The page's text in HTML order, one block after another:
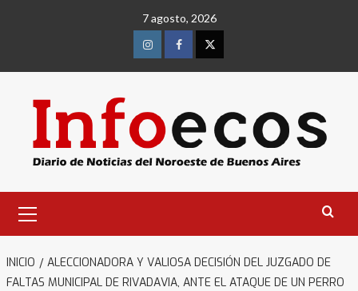
7 agosto, 2026
InstagramFacebookTwitter
primario
INICIO
ALECCIONADORA Y VALIOSA DECISIÓN DEL JUZGADO DE
FALTAS MUNICIPAL DE RIVADAVIA, ANTE EL ATAQUE DE UN PERRO